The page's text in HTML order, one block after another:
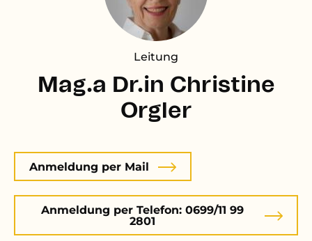
Leitung
Mag.a Dr.in Christine
Orgler
Anmeldung per Mail
Anmeldung per Telefon: 0699/11 99
2801